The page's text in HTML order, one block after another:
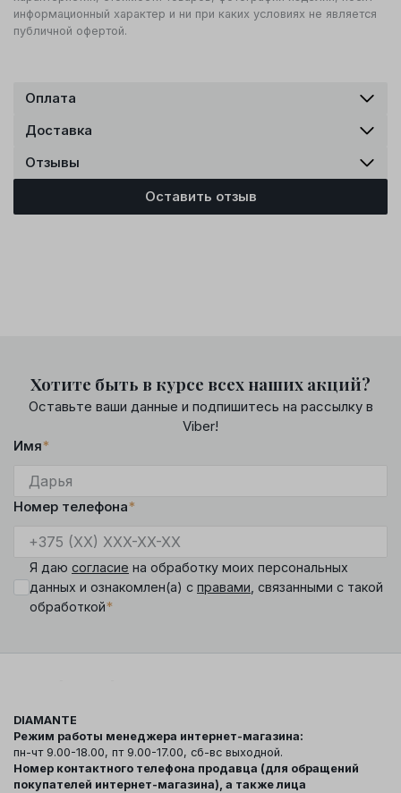
информационный характер и ни при каких условиях не является
публичной офертой.
Оплата
Доставка
Отзывы
Оставить отзыв
Хотите быть в курсе всех наших акций?
Оставьте ваши данные и подпишитесь на рассылку в
Viber!
Имя*
Номер телефона*
Я даю согласие на обработку моих персональных
данных и ознакомлен(а) с правами , связанными с такой
обработкой*
DIAMANTE
Режим работы менеджера интернет-магазина:
пн-чт 9.00-18.00, пт 9.00-17.00, сб-вс выходной.
Номер контактного телефона продавца (для обращений
покупателей интернет-магазина), а также лица